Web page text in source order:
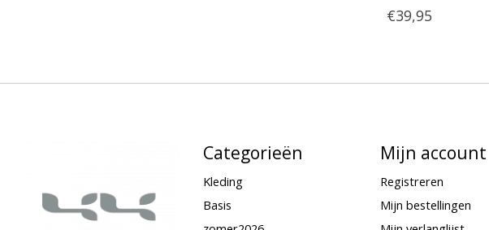
€39,95
Categorieën
Kleding
Basis
Mijn account
Registreren
Mijn bestellingen